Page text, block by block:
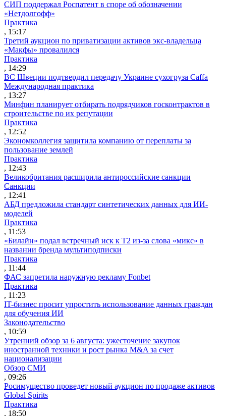
СИП поддержал Роспатент в споре об обозначении
«Нетдолгофф»
Практика
, 15:17
Третий аукцион по приватизации активов экс-владельца
«Макфы» провалился
Практика
, 14:29
ВС Швеции подтвердил передачу Украине сухогруза Caffa
Международная практика
, 13:27
Минфин планирует отбирать подрядчиков госконтрактов в
строительстве по их репутации
Практика
, 12:52
Экономколлегия защитила компанию от переплаты за
пользование землей
Практика
, 12:43
Великобритания расширила антироссийские санкции
Санкции
, 12:41
АБД предложила стандарт синтетических данных для ИИ-
моделей
Практика
, 11:53
«Билайн» подал встречный иск к Т2 из-за слова «микс» в
названии бренда мультиподписки
Практика
, 11:44
ФАС запретила наружную рекламу Fonbet
Практика
, 11:23
IT-бизнес просит упростить использование данных граждан
для обучения ИИ
Законодательство
, 10:59
Утренний обзор за 6 августа: ужесточение закупок
иностранной техники и рост рынка M&A за счет
национализации
Обзор СМИ
, 09:26
Росимущество проведет новый аукцион по продаже активов
Global Spirits
Практика
, 18:50